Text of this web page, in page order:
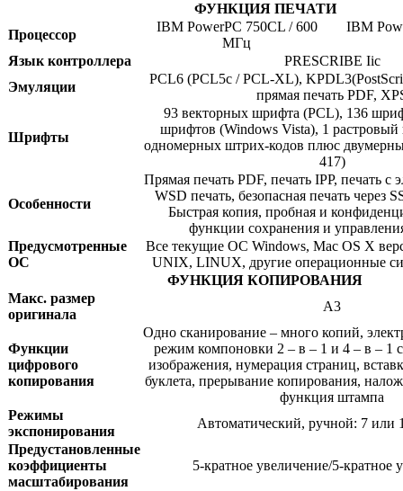
ФУНКЦИЯ ПЕЧАТИ
Процессор
IBM PowerPC 750CL / 600
МГц
IBM
Язык контроллера
PRESCRIBE Iic
Эмуляции
PCL6 (PCL5c / PCL-XL),
прямая печать PDF,
Шрифты
93 векторных шрифта (PCL), 136
шрифтов (Windows Vista), 1
одномерных штрих-кодов плюс
417)
Особенности
Прямая печать PDF, печать IPP, печать с
WSD печать, безопасная печать через
Быстрая копия, пробная и
функции сохранения и
Предусмотренные
ОС
Все текущие ОС Windows, Mac OS X
UNIX, LINUX, другие операционные
ФУНКЦИЯ КОПИРОВАНИЯ
Макс. размер
оригинала
А3
Функции
цифрового
копирования
Одно сканирование – много копий,
режим компоновки 2 – в – 1 и 4 – в – 1
изображения, нумерация страниц,
буклета, прерывание копирования,
функция штампа
Режимы
экспонирования
Автоматический, ручной: 7 или
Предустановленные
коэффициенты
масштабирования
5-кратное увеличение/5-кратное